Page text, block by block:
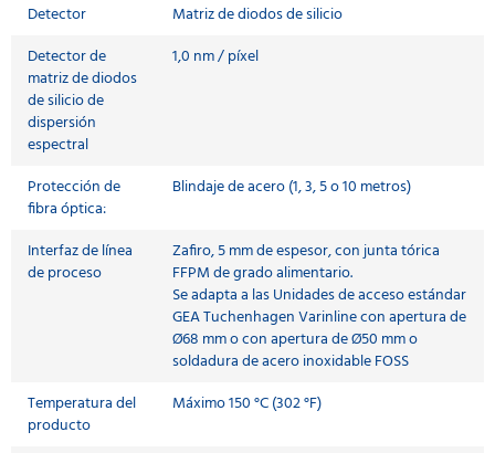
Detector
Matriz de diodos de silicio
Detector de
matriz de diodos
de silicio de
dispersión
espectral
1,0 nm / píxel
Protección de
fibra óptica:
Blindaje de acero (1, 3, 5 o 10 metros)
Interfaz de línea
de proceso
Zafiro, 5 mm de espesor, con junta tórica
FFPM de grado alimentario.
Se adapta a las Unidades de acceso estándar
GEA Tuchenhagen Varinline con apertura de
Ø68 mm o con apertura de Ø50 mm o
soldadura de acero inoxidable FOSS
Temperatura del
producto
Máximo 150 °C (302 °F)